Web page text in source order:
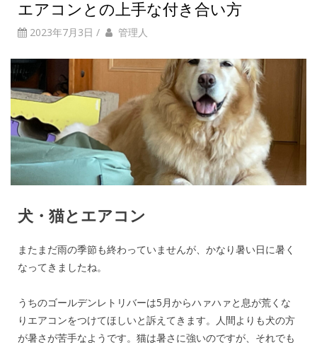
エアコンとの上手な付き合い方
2023年7月3日 / 管理人
犬・猫とエアコン
またまだ雨の季節も終わっていませんが、かなり暑い日に暑く
なってきましたね。
うちのゴールデンレトリバーは5月からハァハァと息が荒くな
りエアコンをつけてほしいと訴えてきます。人間よりも犬の方
が暑さが苦手なようです。猫は暑さに強いのですが、それでも